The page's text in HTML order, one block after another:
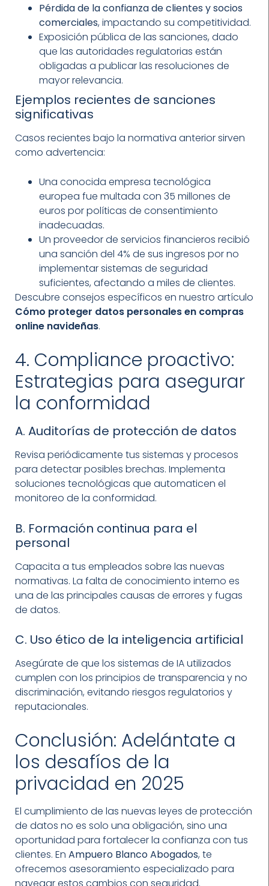
Pérdida de la confianza de clientes y socios
comerciales, impactando su competitividad.
Exposición pública de las sanciones, dado
que las autoridades regulatorias están
obligadas a publicar las resoluciones de
mayor relevancia.
Ejemplos recientes de sanciones
significativas
Casos recientes bajo la normativa anterior sirven
como advertencia:
Una conocida empresa tecnológica
europea fue multada con 35 millones de
euros por políticas de consentimiento
inadecuadas.
Un proveedor de servicios financieros recibió
una sanción del 4% de sus ingresos por no
implementar sistemas de seguridad
suficientes, afectando a miles de clientes.
Descubre consejos específicos en nuestro artículo
Cómo proteger datos personales en compras
online navideñas.
4. Compliance proactivo:
Estrategias para asegurar
la conformidad
A. Auditorías de protección de datos
Revisa periódicamente tus sistemas y procesos
para detectar posibles brechas. Implementa
soluciones tecnológicas que automaticen el
monitoreo de la conformidad.
B. Formación continua para el
personal
Capacita a tus empleados sobre las nuevas
normativas. La falta de conocimiento interno es
una de las principales causas de errores y fugas
de datos.
C. Uso ético de la inteligencia artificial
Asegúrate de que los sistemas de IA utilizados
cumplen con los principios de transparencia y no
discriminación, evitando riesgos regulatorios y
reputacionales.
Conclusión: Adelántate a
los desafíos de la
privacidad en 2025
El cumplimiento de las nuevas leyes de protección
de datos no es solo una obligación, sino una
oportunidad para fortalecer la confianza con tus
clientes. En Ampuero Blanco Abogados, te
ofrecemos asesoramiento especializado para
navegar estos cambios con seguridad.